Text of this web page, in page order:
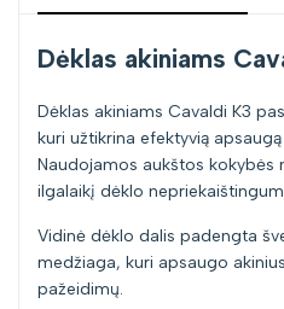
Dėklas akiniams
Dėklas akiniams Cavaldi K3
kuri užtikrina efektyvią
Naudojamos aukštos kokybės
ilgalaikį dėklo
Vidinė dėklo dalis padengta
medžiaga, kuri apsaugo
pažeidimų.